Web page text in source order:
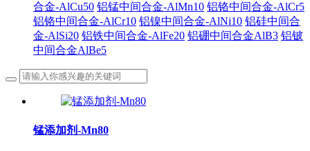
合金-AlCu50 铝锰中间合金-AlMn10 铝铬中间合金-AlCr5
铝铬中间合金-AlCr10 铝镍中间合金-AlNi10 铝硅中间合
金-AlSi20 铝铁中间合金-AlFe20 铝硼中间合金AlB3 铝铍
中间合金AlBe5
锰添加剂-Mn80